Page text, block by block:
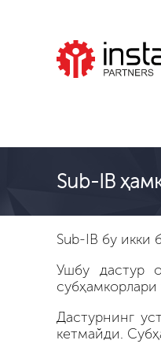
Sub-IB
Sub-IB бу икки
Ушбу дастур
Дастурнинг
кетмайди.